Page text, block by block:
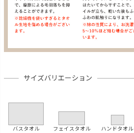
サイズバリエーション
バスタオル フェイスタオル ハンドタオル